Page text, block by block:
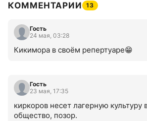
КОММЕНТАРИИ 13
Гость
24 мая, 03:28
Кикимора в своём репертуаре😁
Гость
23 мая, 17:35
киркоров несет лагерную культуру
общество, позор.